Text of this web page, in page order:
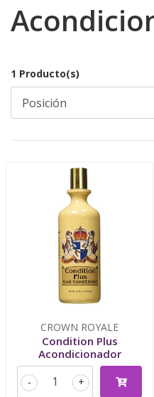
1 Producto(s)
CROWN ROYALE
Condition Plus
Acondicionador
+
-